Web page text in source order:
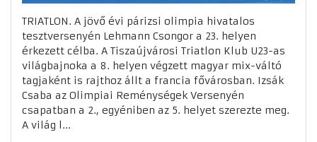
TRIATLON. A jövő évi párizsi olimpia hivatalos
tesztversenyén Lehmann Csongor a 23. helyen
érkezett célba. A Tiszaújvárosi Triatlon Klub U23-as
világbajnoka a 8. helyen végzett magyar mix-váltó
tagjaként is rajthoz állt a francia fővárosban. Izsák
Csaba az Olimpiai Reménységek Versenyén
csapatban a 2., egyéniben az 5. helyet szerezte meg.
A világ l...